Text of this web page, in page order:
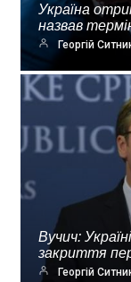
Україна
назвав
Георгій
Вучич:
закриття
Георгій